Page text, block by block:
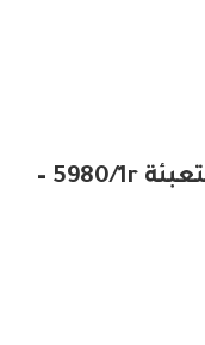
5980/1r – نوتيلوس ذاتية التعبئة 5980/1r –